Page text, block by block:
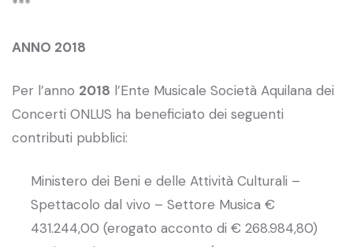
***
ANNO 2018
Per l’anno 2018 l’Ente Musicale Società Aquilana dei
Concerti ONLUS ha beneficiato dei seguenti
contributi pubblici:
Ministero dei Beni e delle Attività Culturali –
Spettacolo dal vivo – Settore Musica €
431.244,00 (erogato acconto di € 268.984,80)